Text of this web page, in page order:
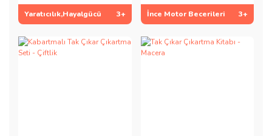
Yaratıcılık,Hayalgücü 3+ İnce Motor Becerileri 3+